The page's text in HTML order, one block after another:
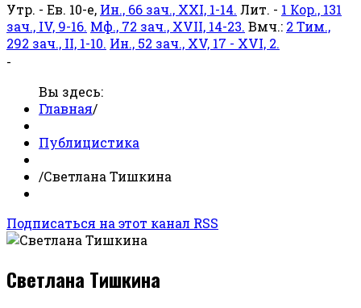
Утр. - Ев. 10-е, Ин., 66 зач., XXI, 1-14. Лит. - 1 Кор., 131
зач., IV, 9-16. Мф., 72 зач., XVII, 14-23. Вмч.: 2 Тим.,
292 зач., II, 1-10. Ин., 52 зач., XV, 17 - XVI, 2.
-
Вы здесь:
Главная/
Публицистика
/Светлана Тишкина
Подписаться на этот канал RSS
Светлана Тишкина